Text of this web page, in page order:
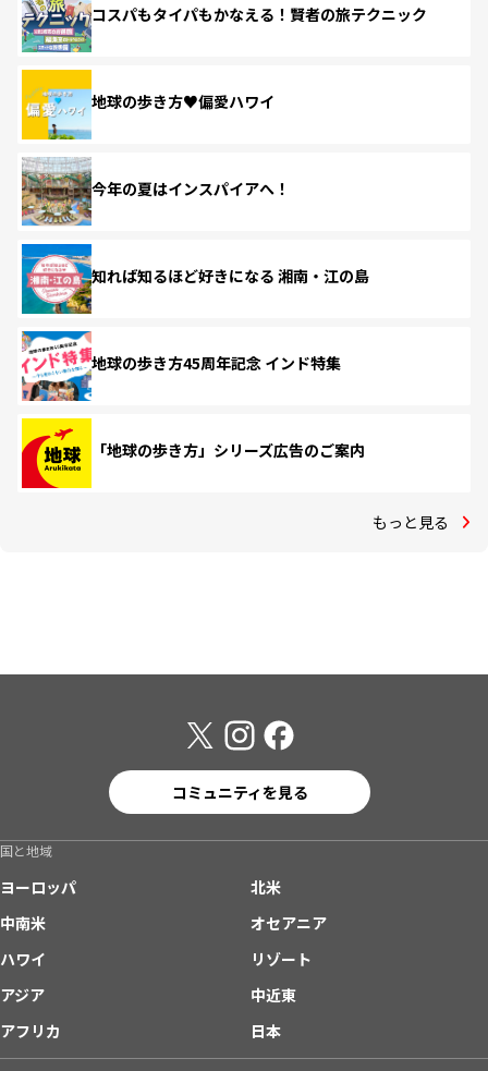
コスパもタイパもかなえる！賢者の旅テクニック
地球の歩き方♥偏愛ハワイ
今年の夏はインスパイアへ！
知れば知るほど好きになる 湘南・江の島
地球の歩き方45周年記念 インド特集
「地球の歩き方」シリーズ広告のご案内
もっと見る
コミュニティを見る
国と地域
ヨーロッパ
北米
中南米
オセアニア
ハワイ
リゾート
アジア
中近東
アフリカ
日本